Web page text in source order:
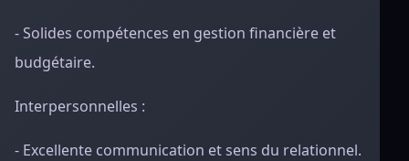
- Solides compétences en gestion financière et
budgétaire.
Interpersonnelles :
- Excellente communication et sens du relationnel.